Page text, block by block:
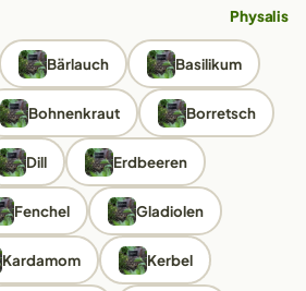
Physalis
Bärlauch Basilikum
Bohnenkraut Borretsch
Dill Erdbeeren
Fenchel Gladiolen
Kardamom Kerbel